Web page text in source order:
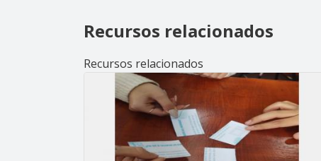
Recursos relacionados
Recursos relacionados